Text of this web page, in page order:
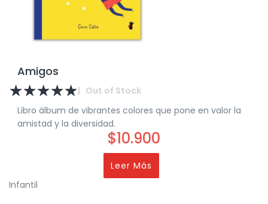
Amigos
☆☆☆☆☆| Out of Stock
Libro álbum de vibrantes colores que pone en valor la
amistad y la diversidad.
$10.900
Leer Más
Infantil